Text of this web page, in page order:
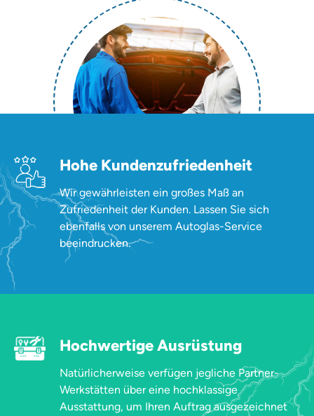
Hohe Kundenzufriedenheit
Wir gewährleisten ein großes Maß an
Zufriedenheit der Kunden. Lassen Sie sich
ebenfalls von unserem Autoglas-Service
beeindrucken.
Hochwertige Ausrüstung
Natürlicherweise verfügen jegliche Partner-
Werkstätten über eine hochklassige
Ausstattung, um Ihren Auftrag ausgezeichnet